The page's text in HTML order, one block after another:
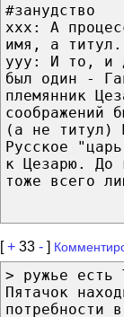
#занудство
xxx: А
имя, а
yyy: И то, и
был один -
племянник
соображений
(а не титул)
Русское
к Цезарю. До
тоже всего
[+ 33 - ]
> ружье есть
Пятачок
потребности